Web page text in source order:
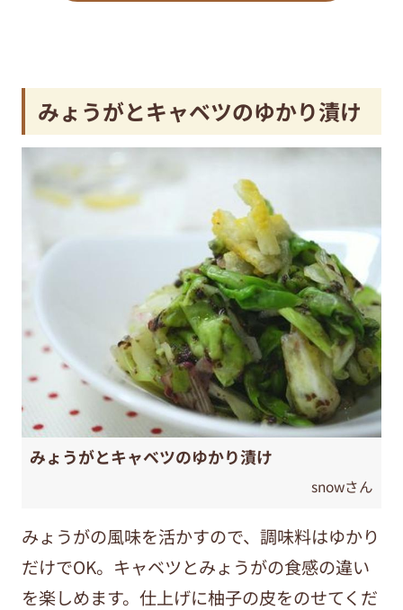
みょうがとキャベツのゆかり漬け
みょうがとキャベツのゆかり漬け
snowさん
みょうがの風味を活かすので、調味料はゆかり
だけでOK。キャベツとみょうがの食感の違い
を楽しめます。仕上げに柚子の皮をのせてくだ